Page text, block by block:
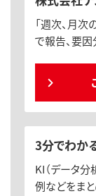
「週次、月
で報告、要因
3分でわか
KI（データ分
例などをまと